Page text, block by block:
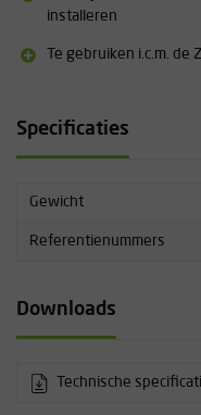
installeren
Te gebruiken i.c.m. de
Specificaties
Gewicht
Referentienummers
Downloads
Technische